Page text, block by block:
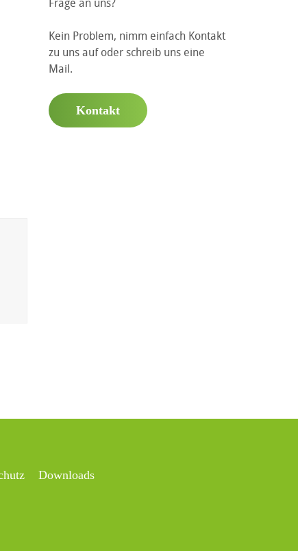
Kein Problem, nimm einfach Kontakt
zu uns auf oder schreib uns eine
Mail.
Kontakt
Downloads